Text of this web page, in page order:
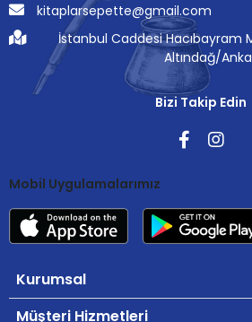
kitaplarsepette@gmail.com
İstanbul Caddesi Hacıbayram
Altındağ/
Bizi Takip Edin
Mobil Uygulamalarımız
Kurumsal
Müşteri Hizmetleri